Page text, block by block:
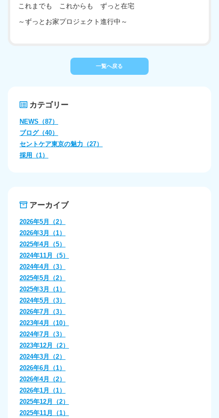
有料老人ホーム
定期巡回随時対応型訪問介護看護
これまでも これからも ずっと在宅
～ずっとお家プロジェクト進行中～
一覧へ戻る
カテゴリー
NEWS（87）
ブログ（40）
セントケア東京の魅力（27）
採用（1）
アーカイブ
2026年5月（2）
2026年3月（1）
2025年4月（5）
2024年11月（5）
2024年4月（3）
2025年5月（2）
2025年3月（1）
2024年5月（3）
2026年7月（3）
2023年4月（10）
2024年7月（3）
2023年12月（2）
2024年3月（2）
2026年6月（1）
2026年4月（2）
2026年1月（1）
2025年12月（2）
2025年11月（1）